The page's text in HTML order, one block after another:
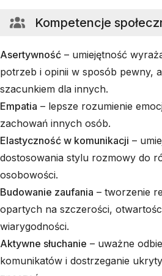
Kompetencje
Asertywność – umiejętność
potrzeb i opinii w sposób pewny,
szacunkiem dla innych.
Empatia – lepsze rozumienie
zachowań innych osób.
Elastyczność w komunikacji –
dostosowania stylu rozmowy do
osobowości.
Budowanie zaufania – tworzenie
opartych na szczerości,
wiarygodności.
Aktywne słuchanie – uważne
komunikatów i dostrzeganie